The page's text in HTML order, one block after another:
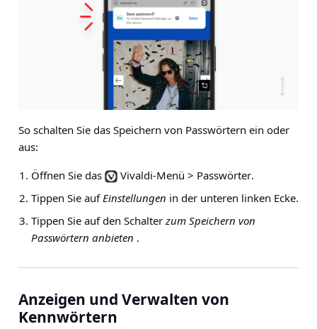
So schalten Sie das Speichern von Passwörtern ein oder
aus:
Öffnen Sie das
Vivaldi-Menü > Passwörter.
Tippen Sie auf Einstellungen in der unteren linken Ecke.
Tippen Sie auf den Schalter zum Speichern von
Passwörtern anbieten .
Anzeigen und Verwalten von
Kennwörtern